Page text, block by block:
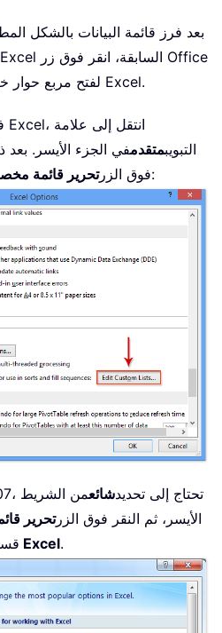
. بعد فرز قائمة البيانات بالشكل
) لفتح مربع حوار خيارات Excel.
التبويبمتقدمفي الجزء الأيسر.
فوق الزرتحرير قائمة . راجع لقطة الشاشة:
: في Excel 2007، تحتاج إلى تحديدشائعمن الشريط
الأيسر، ثم النقر فوق الزرتحرير
أهم الخيارات للعمل مع Excel.